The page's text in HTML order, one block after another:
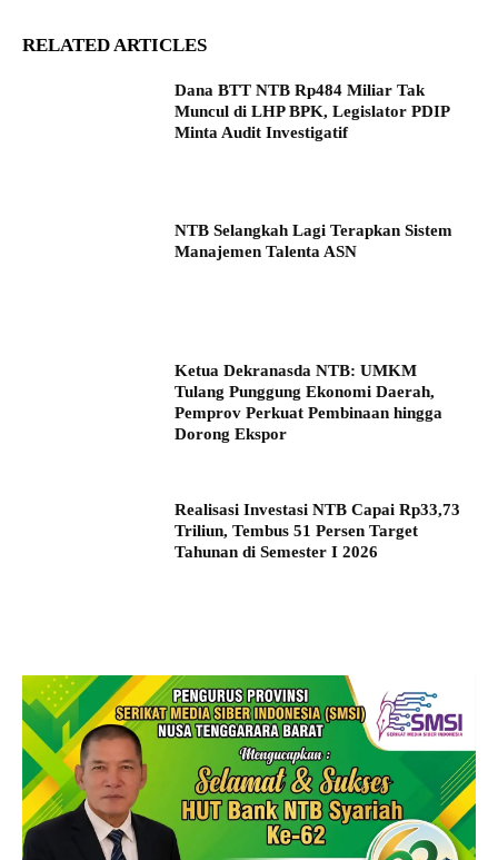
RELATED ARTICLES
Dana BTT NTB Rp484 Miliar Tak
Muncul di LHP BPK, Legislator PDIP
Minta Audit Investigatif
NTB Selangkah Lagi Terapkan Sistem
Manajemen Talenta ASN
Ketua Dekranasda NTB: UMKM
Tulang Punggung Ekonomi Daerah,
Pemprov Perkuat Pembinaan hingga
Dorong Ekspor
Realisasi Investasi NTB Capai Rp33,73
Triliun, Tembus 51 Persen Target
Tahunan di Semester I 2026